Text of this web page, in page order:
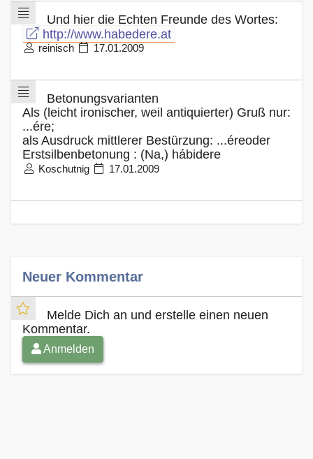
Und hier die Echten Freunde des Wortes:
http://www.habedere.at
reinisch 17.01.2009
Betonungsvarianten
Als (leicht ironischer, weil antiquierter) Gruß nur:
...ére;
als Ausdruck mittlerer Bestürzung: ...éreoder
Erstsilbenbetonung : (Na,) hábidere
Koschutnig 17.01.2009
Neuer Kommentar
Melde Dich an und erstelle einen neuen
Kommentar.
Anmelden